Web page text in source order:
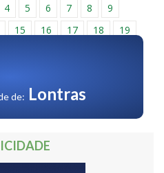
4 5 6 7 8
9
15 16 17 18
19
de: Lontras